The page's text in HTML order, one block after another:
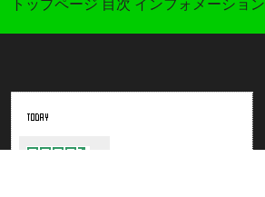
トップページ 目次 インフォメーション